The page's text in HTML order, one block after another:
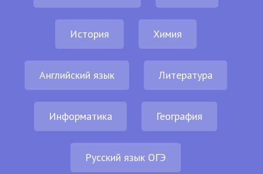
История Химия
Английский язык Литература
Информатика География
Русский язык ОГЭ